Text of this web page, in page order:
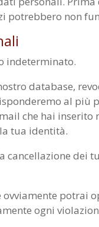
potrebbero non
indeterminato.
database,
al più
che hai
tua identità.
dei
potrai
ogni